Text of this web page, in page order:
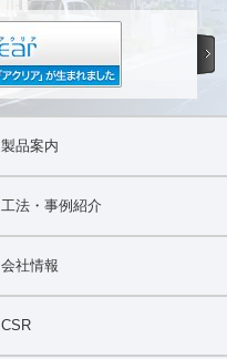
製品案内
工法・事例紹介
会社情報
CSR